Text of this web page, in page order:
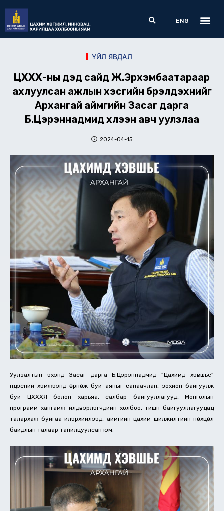
content
Search
ENG
ҮЙЛ ЯВДАЛ
ЦХХХ-ны дэд сайд Ж.Эрхэмбаатараар
ахлуулсан ажлын хэсгийн бүрэлдэхүүнийг
Архангай аймгийн Засаг дарга
Б.Цэрэннадмид хүлээн авч уулзлаа
2024-04-15
Уулзалтын эхэнд Засаг дарга Б.Цэрэннадмид “Цахимд хэвшье”
үндэсний хэмжээнд өрнөж буй аяныг санаачлан, зохион байгуулж
буй ЦХХХЯ болон харьяа, салбар байгууллагууд, Монголын
программ хангамж үйлдвэрлэгчдийн холбоо, гишүүн байгууллагуудад
талархаж буйгаа илэрхийлээд, аймгийн цахим шилжилтийн нөхцөл
байдлын талаар танилцуулсан юм.